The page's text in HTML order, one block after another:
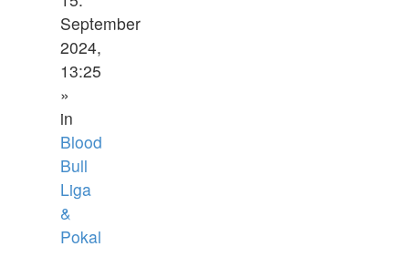
September
2024,
13:25
»
in
Blood
Bull
Liga
&
Pokal